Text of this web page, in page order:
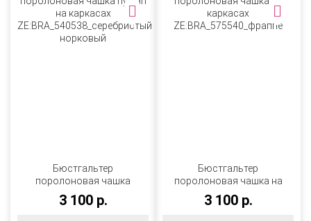
Бюстгальтер
поролоновая чашка
пушап на каркасах
ZE:BRA_540538_серебристый
3 100 р.
Бюстгальтер
поролоновая чашка на
каркасах
ZE:BRA_575540_фраппе
3 100 р.